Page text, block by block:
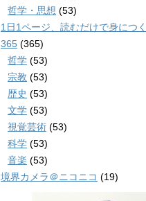
哲学・思想 (53)
1日1ページ、読むだけで身につ
365 (365)
哲学 (53)
宗教 (53)
歴史 (53)
文学 (53)
視覚芸術 (53)
科学 (53)
音楽 (53)
境界カメラ＠ニコニコ (19)